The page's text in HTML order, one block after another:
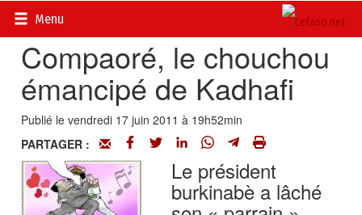
Menu
Accueil>
Compaoré, le chouchou
émancipé de Kadhafi
Publié le vendredi 17 juin 2011 à 19h52min
PARTAGER :
Le président
burkinabè a lâché